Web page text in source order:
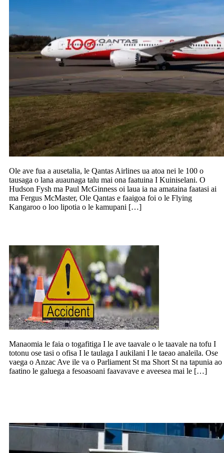
Ole ave fua a ausetalia, le Qantas Airlines ua atoa nei le 100 o
tausaga o lana auaunaga talu mai ona faatuina I Kuiniselani. O
Hudson Fysh ma Paul McGinness oi laua ia na amataina faatasi ai
ma Fergus McMaster, Ole Qantas e faaigoa foi o le Flying
Kangaroo o loo lipotia o le kamupani […]
Manaomia le faia o togafitiga I le ave taavale o le taavale na tofu I
totonu ose tasi o ofisa I le taulaga I aukilani I le taeao analeila. Ose
vaega o Anzac Ave ile va o Parliament St ma Short St na tapunia ao
faatino le galuega a fesoasoani faavavave e aveesea mai le […]